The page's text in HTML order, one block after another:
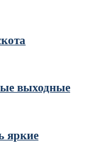
выходные
яркие